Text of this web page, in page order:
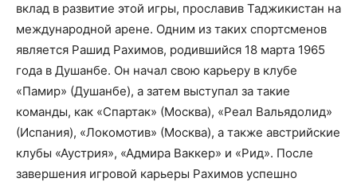
вклад в развитие этой игры, прославив Таджикистан на
международной арене. Одним из таких спортсменов
является Рашид Рахимов, родившийся 18 марта 1965
года в Душанбе. Он начал свою карьеру в клубе
«Памир» (Душанбе), а затем выступал за такие
команды, как «Спартак» (Москва), «Реал Вальядолид»
(Испания), «Локомотив» (Москва), а также австрийские
клубы «Аустрия», «Адмира Ваккер» и «Рид». После
завершения игровой карьеры Рахимов успешно